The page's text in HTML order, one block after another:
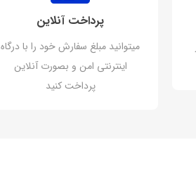
پرداخت آنلاین
میتوانید مبلغ سفارش خود را با درگاه
اینترنتی امن و بصورت آنلاین
پرداخت کنید